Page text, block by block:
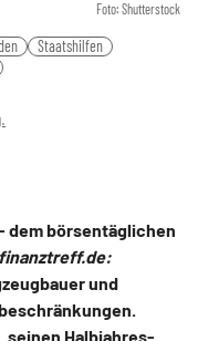
Foto: Shutterstock
Staatshilfen
dem börsentäglichen
finanztreff.de:
und
seinen Halbjahres-